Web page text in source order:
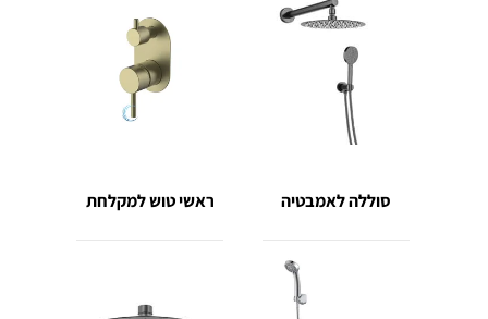
סוללה לאמבטיה ראשי טוש למקלחת